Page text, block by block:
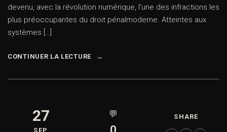
devenu, avec la révolution numérique, l’une des infractions les
plus préoccupantes du droit pénalmoderne. Atteintes aux
systèmes […]
CONTINUER LA LECTURE
27
SEP
💬 SHARE